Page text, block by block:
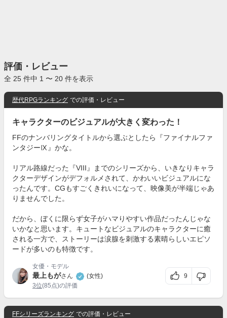
評価・レビュー
全 25 件中 1 〜 20 件を表示
歴代RPGランキング での評価・レビュー
キャラクターのビジュアルが大きく変わった！
FFのナンバリングタイトルから選ぶとしたら『ファイナルファ
ンタジーⅨ』かな。
リアル路線だった『VIII』までのシリーズから、いきなりキャラ
クターデザインがデフォルメされて、かわいいビジュアルにな
ったんです。CGもすごくきれいになって、映像美が半端じゃあ
りませんでした。
だから、ぼくに限らず女子がハマりやすい作品だったんじゃな
いかなと思います。キュートなビジュアルのキャラクターに癒
される一方で、ストーリーは涙腺を刺激する素晴らしいエピソ
ードが多いのも特徴です。
女優・モデル
最上もがさん
(女性)
3位(85点)の評価
9
FFシリーズランキング での評価・レビュー